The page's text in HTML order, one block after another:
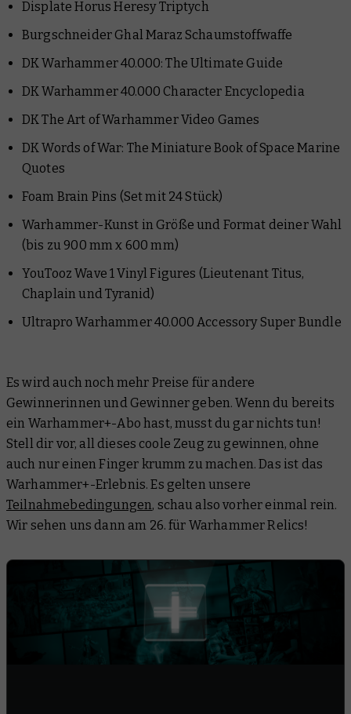
Displate Horus Heresy Triptych
Burgschneider Ghal Maraz Schaumstoffwaffe
DK Warhammer 40.000: The Ultimate Guide
DK Warhammer 40.000 Character Encyclopedia
DK The Art of Warhammer Video Games
DK Words of War: The Miniature Book of Space Marine
Quotes
Foam Brain Pins (Set mit 24 Stück)
Warhammer-Kunst in Größe und Format deiner Wahl
(bis zu 900 mm x 600 mm)
YouTooz Wave 1 Vinyl Figures (Lieutenant Titus,
Chaplain und Tyranid)
Ultrapro Warhammer 40.000 Accessory Super Bundle
Es wird auch noch mehr Preise für andere
Gewinnerinnen und Gewinner geben. Wenn du bereits
ein Warhammer+-Abo hast, musst du gar nichts tun!
Stell dir vor, all dieses coole Zeug zu gewinnen, ohne
auch nur einen Finger krumm zu machen. Das ist das
Warhammer+-Erlebnis. Es gelten unsere
Teilnahmebedingungen, schau also vorher einmal rein.
Wir sehen uns dann am 26. für Warhammer Relics!